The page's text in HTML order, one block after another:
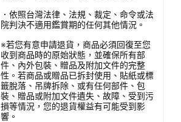
．依照台灣法律、法規、裁定、命令或法
院判決不適用鑑賞期的任何其他情況。
※若您有意申請退貨，商品必須回復至您
收到商品時的原始狀態，並確保所有部
件、內外包裝、贈品及附加文件的完整
性。若商品或贈品已拆封使用、貼紙或標
籤脫落、吊牌拆除、或有任何部件、包
裝、贈品或附加文件遺失、故障、受到污
損等情況，您的退貨權益有可能受到影
響。